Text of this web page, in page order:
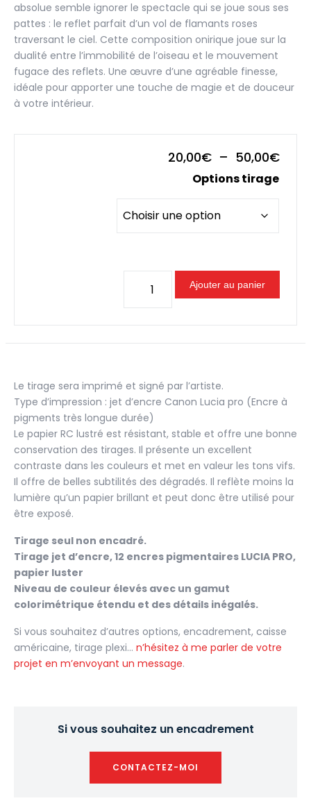
absolue semble ignorer le spectacle qui se joue sous ses
pattes : le reflet parfait d’un vol de flamants roses
traversant le ciel. Cette composition onirique joue sur la
dualité entre l’immobilité de l’oiseau et le mouvement
fugace des reflets. Une œuvre d’une agréable finesse,
idéale pour apporter une touche de magie et de douceur
à votre intérieur.
20,00€ – 50,00€
Options tirage
Miroir
du
ciel
Ajouter au panier
Le tirage sera imprimé et signé par l’artiste.
Type d’impression : jet d’encre Canon Lucia pro (Encre à
pigments très longue durée)
Le papier RC lustré est résistant, stable et offre une bonne
conservation des tirages. Il présente un excellent
contraste dans les couleurs et met en valeur les tons vifs.
Il offre de belles subtilités des dégradés. Il reflète moins la
lumière qu’un papier brillant et peut donc être utilisé pour
être exposé.
Tirage seul non encadré.
Tirage jet d’encre, 12 encres pigmentaires LUCIA PRO,
papier luster
Niveau de couleur élevés avec un gamut
colorimétrique étendu et des détails inégalés.
Si vous souhaitez d’autres options, encadrement, caisse
américaine, tirage plexi… n’hésitez à me parler de votre
projet en m’envoyant un message.
Si vous souhaitez un encadrement
CONTACTEZ-MOI